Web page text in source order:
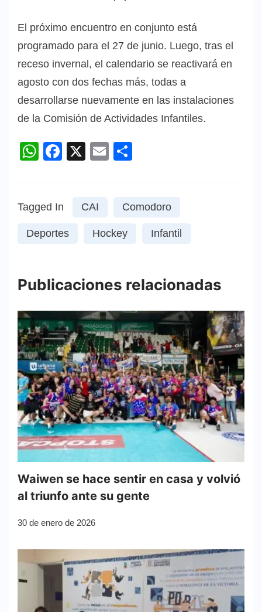
El próximo encuentro en conjunto está
programado para el 27 de junio. Luego, tras el
receso invernal, el calendario se reactivará en
agosto con dos fechas más, todas a
desarrollarse nuevamente en las instalaciones
de la Comisión de Actividades Infantiles.
WhatsApp
Facebook
X Email
Tagged In CAI Comodoro
Deportes Hockey Infantil
Publicaciones relacionadas
Waiwen se hace sentir en casa y volvió
al triunfo ante su gente
30 de enero de 2026